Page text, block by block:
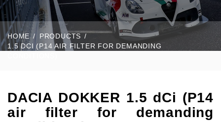
HOME
PRODUCTS
1.5 DCI (P14 AIR FILTER FOR DEMANDING
DACIA DOKKER 1.5 dCi (P14
air filter for demanding